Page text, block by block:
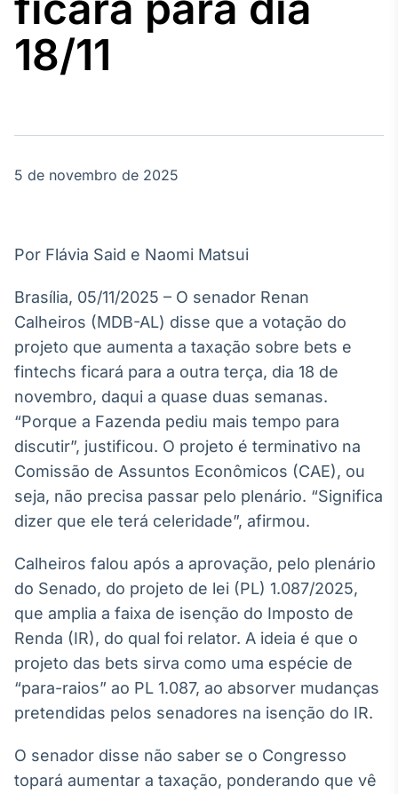
Agro
Broadcast
Energia
energia elétrica
no Brasil
Broadcast
White Label
Plataforma para
personalizados
Soluções de Dados
e Conteúdos
OTC
Plataforma para
negociação de
ativos
Broadcast
Datafeed
APIs para
conteúdos e
dados
18/11
5 de novembro de 2025
Por Flávia Said e Naomi Matsui
Brasília, 05/11/2025 – O senador Renan
Calheiros (MDB-AL) disse que a votação do
projeto que aumenta a taxação sobre bets e
fintechs ficará para a outra terça, dia 18 de
novembro, daqui a quase duas semanas.
“Porque a Fazenda pediu mais tempo para
discutir”, justificou. O projeto é terminativo na
Comissão de Assuntos Econômicos (CAE), ou
seja, não precisa passar pelo plenário. “Significa
dizer que ele terá celeridade”, afirmou.
Calheiros falou após a aprovação, pelo plenário
do Senado, do projeto de lei (PL) 1.087/2025,
que amplia a faixa de isenção do Imposto de
Renda (IR), do qual foi relator. A ideia é que o
projeto das bets sirva como uma espécie de
“para-raios” ao PL 1.087, ao absorver mudanças
pretendidas pelos senadores na isenção do IR.
O senador disse não saber se o Congresso
topará aumentar a taxação, ponderando que vê